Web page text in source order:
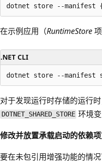
在示例应用（RuntimeStore
.NET CLI
对于发现运行时存储的运行
DOTNET_SHARED_STORE 环境变
修改并放置承载启动的依赖
要在未包引用增强功能的情